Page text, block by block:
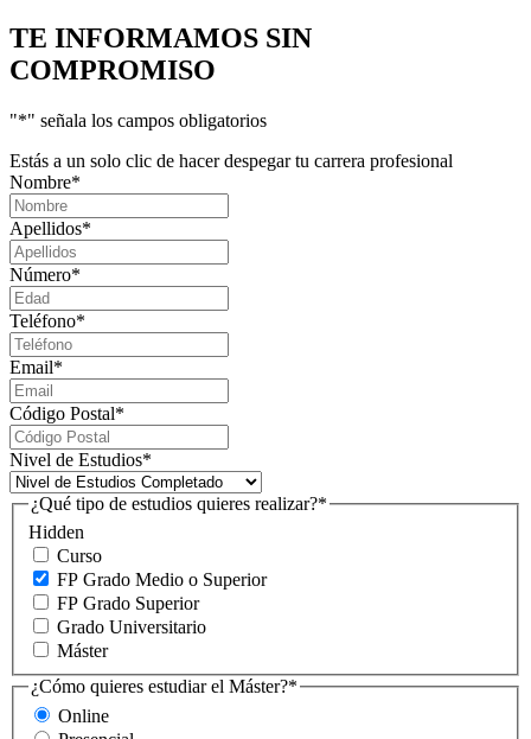
TE INFORMAMOS SIN
COMPROMISO
"*" señala los campos obligatorios
Estás a un solo clic de hacer despegar tu carrera profesional
Nombre*
Apellidos*
Número*
Teléfono*
Email*
Código Postal*
Nivel de Estudios*
Hidden
¿Qué tipo de estudios quieres realizar?*
Curso
FP Grado Medio o Superior
FP Grado Superior
Grado Universitario
Máster
¿Cómo quieres estudiar el Máster?*
Online